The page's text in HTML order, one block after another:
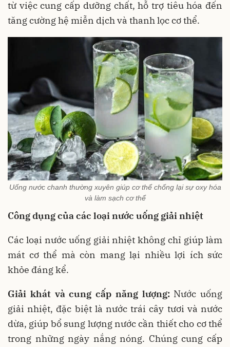
từ việc cung cấp dưỡng chất, hỗ trợ tiêu hóa đến
tăng cường hệ miễn dịch và thanh lọc cơ thể.
Uống nước chanh thường xuyên giúp cơ thể chống lại sự oxy hóa
và làm sạch cơ thể
Công dụng của các loại nước uống giải nhiệt
Các loại nước uống giải nhiệt không chỉ giúp làm
mát cơ thể mà còn mang lại nhiều lợi ích sức
khỏe đáng kể.
Giải khát và cung cấp năng lượng:Nước uống
giải nhiệt, đặc biệt là nước trái cây tươi và nước
dừa, giúp bổ sung lượng nước cần thiết cho cơ thể
trong những ngày nắng nóng. Chúng cung cấp